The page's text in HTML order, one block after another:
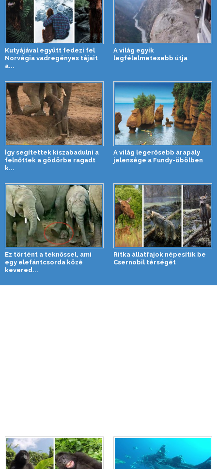
Kutyájával együtt fedezi fel
Norvégia vadregényes tájait
a...
A világ egyik
legfélelmetesebb útja
Így segítettek kiszabadulni a
felnőttek a gödörbe ragadt
k...
A világ legerősebb árapály
jelensége a Fundy-öbölben
Ez történt a teknőssel, ami
egy elefántcsorda közé
kevered...
Ritka állatfajok népesítik be
Csernobil térségét